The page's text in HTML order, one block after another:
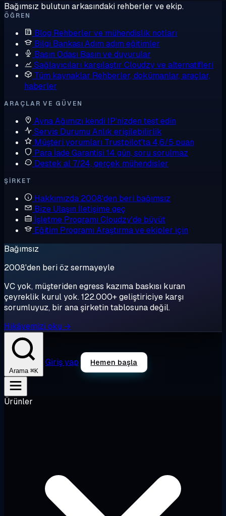
Bağımsız bulutun arkasındaki rehberler ve ekip.
ÖĞREN
Blog Rehberler ve mühendislik notları
Bilgi Bankası Adım adım eğitimler
Basın Odası Basın ve duyurular
Sağlayıcıları karşılaştır Cloudzy ve alternatifleri
Tüm kaynaklar Rehberler, dokümanlar, araçlar,
haberler
ARAÇLAR VE GÜVEN
AynaAğımızı kendi IP'nizden test edin
Servis Durumu Anlık erişilebilirlik
Müşteri yorumları Trustpilot'ta 4,6/5 puan
Para İade Garantisi 14 gün, soru sorulmaz
Destek al 7/24, gerçek mühendisler
ŞIRKET
Hakkımızda 2008'den beri bağımsız
Bize Ulaşın İletişime geç
İşletme Programı Cloudzy'de büyüt
Eğitim Programı Araştırma ve ekipler için
Bağımsız
2008'den beri öz sermayeyle
VC yok, müşteriden egress kazıma baskısı kuran
çeyreklik kurul yok. 122.000+ geliştiriciye karşı
sorumluyuz, bir ana şirketin tablosuna değil.
Hikâyemizi oku →
Arama ⌘K
Giriş yap Hemen başla
Ürünler